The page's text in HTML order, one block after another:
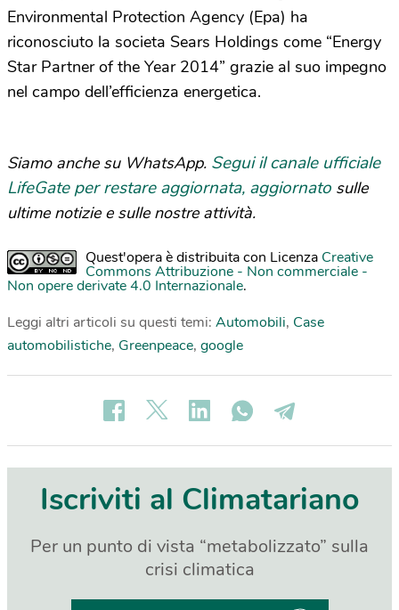
Environmental Protection Agency (Epa) ha
riconosciuto la societa Sears Holdings come “Energy
Star Partner of the Year 2014” grazie al suo impegno
nel campo dell’efficienza energetica.
Siamo anche su WhatsApp. Segui il canale ufficiale
LifeGate per restare aggiornata, aggiornato sulle
ultime notizie e sulle nostre attività.
Quest'opera è distribuita con Licenza Creative
Commons Attribuzione - Non commerciale -
Non opere derivate 4.0 Internazionale.
Leggi altri articoli su questi temi: Automobili, Case
automobilistiche, Greenpeace, google
Iscriviti al Climatariano
Per un punto di vista “metabolizzato” sulla
crisi climatica